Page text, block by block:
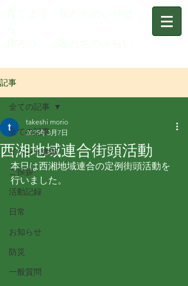
記事
全ての記事
イベント参加
ご挨拶
活動記録
日常
お知らせ
防災
一般質問
全ての記事
西湘地域連合街頭活動
takeshi morio
2025年3月7日
本日は西湘地域連合の定例街頭活動を
行いました。